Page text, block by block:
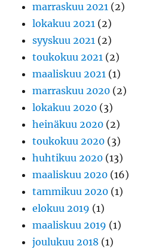
marraskuu 2021 (2)
lokakuu 2021 (2)
syyskuu 2021 (2)
toukokuu 2021 (2)
maaliskuu 2021 (1)
marraskuu 2020 (2)
lokakuu 2020 (3)
heinäkuu 2020 (2)
toukokuu 2020 (3)
huhtikuu 2020 (13)
maaliskuu 2020 (16)
tammikuu 2020 (1)
elokuu 2019 (1)
maaliskuu 2019 (1)
joulukuu 2018 (1)